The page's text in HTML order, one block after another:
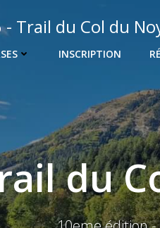
Trail du Col du
INSCRIPTION
du